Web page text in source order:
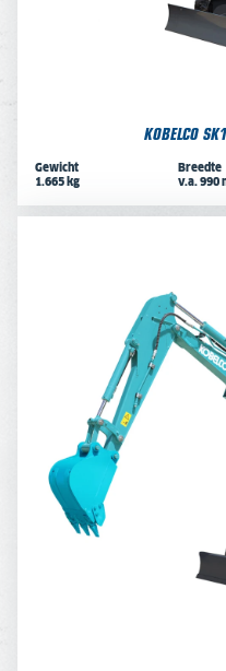
KOBELCO
Gewicht
1.665 kg
Breedte
v.a. 990